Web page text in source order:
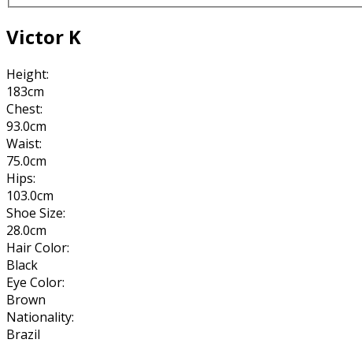
Victor K
Height:
183cm
Chest:
93.0cm
Waist:
75.0cm
Hips:
103.0cm
Shoe Size:
28.0cm
Hair Color:
Black
Eye Color:
Brown
Nationality:
Brazil